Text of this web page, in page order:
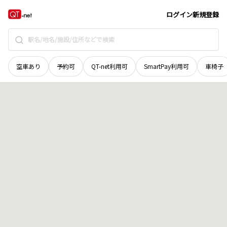
ログイン新規登録
空車あり 予約可 QT-net利用可 SmartPay利用可 車椅子
愛媛県